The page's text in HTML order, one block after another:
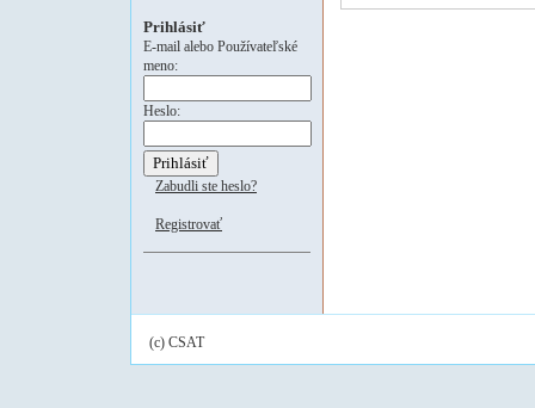
Prihlásiť
E-mail alebo Používateľské
meno:
Heslo:
Zabudli ste heslo?
Registrovať
(c) CSAT